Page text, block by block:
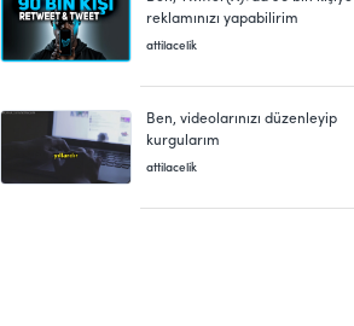
reklamınızı yapabilirim
attilacelik
Ben, videolarınızı düzenleyip
kurgularım
attilacelik